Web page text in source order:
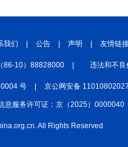
我们 | 公告 | 声明 | 友情链
86-10）88828000 | 违法和不
号 | 京公网安备
息服务许可证：京（2025）0000040
All Rights Reserved